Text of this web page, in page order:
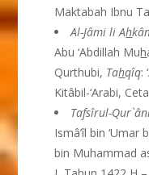
Maktabah Ibnu
Al-Jâmi li Ah
Abu ‘Abdillah Muh
Qurthubi, Tahqîq:
Kitâbil-‘Arabi,
Tafsîrul-
Ismâ’îl bin ‘Umar
bin Muhammad